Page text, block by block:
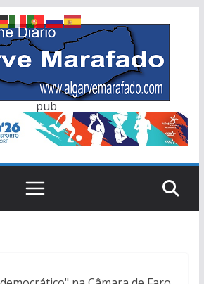
pub